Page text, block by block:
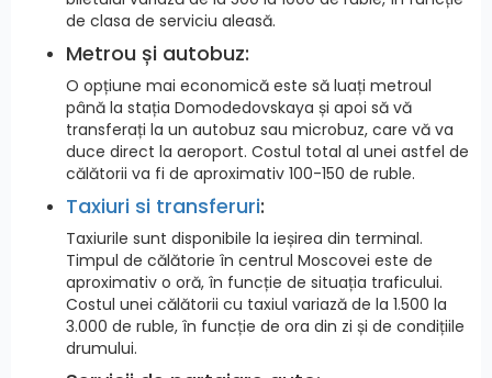
de clasa de serviciu aleasă.
Metrou și autobuz:
O opțiune mai economică este să luați metroul
până la stația Domodedovskaya și apoi să vă
transferați la un autobuz sau microbuz, care vă va
duce direct la aeroport. Costul total al unei astfel de
călătorii va fi de aproximativ 100-150 de ruble.
Taxiuri si transferuri:
Taxiurile sunt disponibile la ieșirea din terminal.
Timpul de călătorie în centrul Moscovei este de
aproximativ o oră, în funcție de situația traficului.
Costul unei călătorii cu taxiul variază de la 1.500 la
3.000 de ruble, în funcție de ora din zi și de condițiile
drumului.